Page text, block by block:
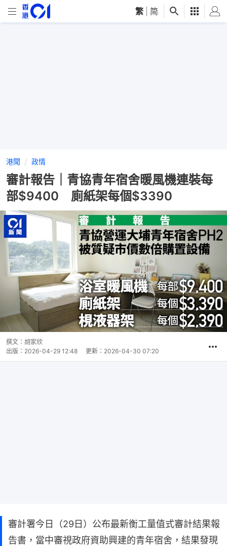
繁 简
港聞 政情
審計報告｜青協青年宿舍暖風機連裝每
部$9400 廁紙架每個$3390
撰文： 胡家欣
出版： 2026-04-29 12:48 更新： 2026-04-30 07:20
審計署今日（29日）公布最新衡工量值式審計結果報
告書，當中審視政府資助興建的青年宿舍，結果發現